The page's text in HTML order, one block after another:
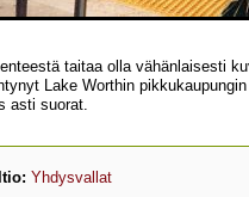
taitaa olla vähänlaisesti
Lake Worthin
asti suorat.
Yhdysvallat